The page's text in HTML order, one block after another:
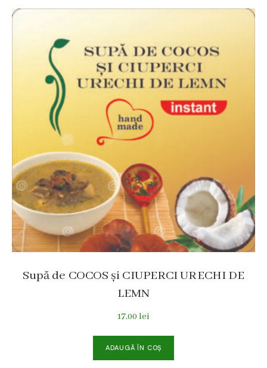
Supă de COCOS și CIUPERCI URECHI DE
LEMN
17,00lei
ADAUGĂ ÎN COȘ